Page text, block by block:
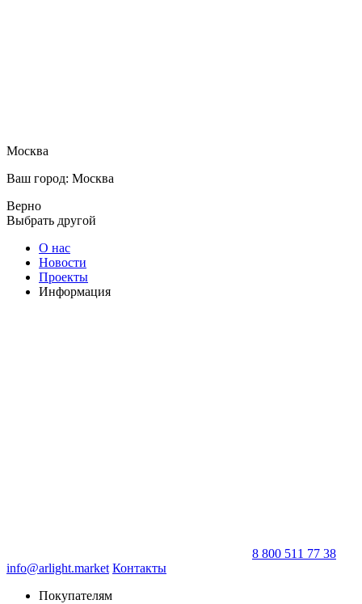
Москва
Ваш город: Москва
Верно
Выбрать другой
О нас
Новости
Проекты
Информация
8 800 511 77 38
info@arlight.market Контакты
Покупателям